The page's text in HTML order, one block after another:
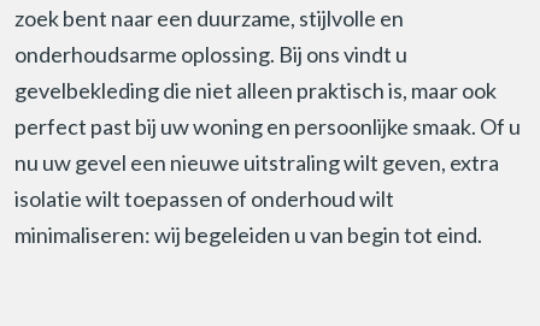
zoek bent naar een duurzame, stijlvolle en
onderhoudsarme oplossing. Bij ons vindt u
gevelbekleding die niet alleen praktisch is, maar ook
perfect past bij uw woning en persoonlijke smaak. Of u
nu uw gevel een nieuwe uitstraling wilt geven, extra
isolatie wilt toepassen of onderhoud wilt
minimaliseren: wij begeleiden u van begin tot eind.